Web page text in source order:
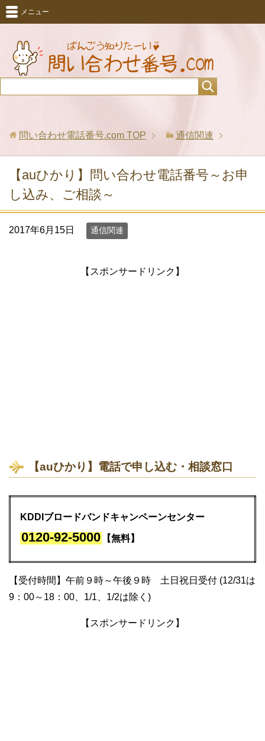
メニュー
問い合わせ電話番号.com TOP 通信関連
【auひかり】問い合わせ電話番号～お申
し込み、ご相談～
2017年6月15日 通信関連
【スポンサードリンク】
【auひかり】電話で申し込む・相談窓口
KDDIブロードバンドキャンペーンセンター
0120-92-5000 【無料】
【受付時間】午前９時～午後９時 土日祝日受付 (12/31は
9：00～18：00、1/1、1/2は除く)
【スポンサードリンク】